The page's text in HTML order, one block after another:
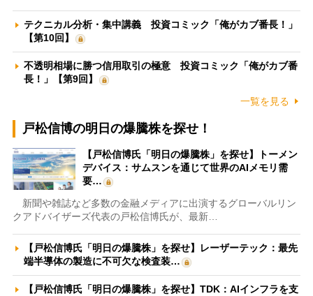
テクニカル分析・集中講義 投資コミック「俺がカブ番長！」
【第10回】
不透明相場に勝つ信用取引の極意 投資コミック「俺がカブ番
長！」【第9回】
一覧を見る
戸松信博の明日の爆騰株を探せ！
【戸松信博氏「明日の爆騰株」を探せ】トーメン
デバイス：サムスンを通じて世界のAIメモリ需
要…
新聞や雑誌など多数の金融メディアに出演するグローバルリン
クアドバイザーズ代表の戸松信博氏が、最新…
【戸松信博氏「明日の爆騰株」を探せ】レーザーテック：最先
端半導体の製造に不可欠な検査装…
【戸松信博氏「明日の爆騰株」を探せ】TDK：AIインフラを支